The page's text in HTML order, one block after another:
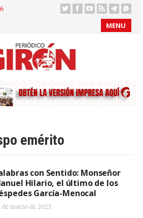
MENU
emérito
con Sentido: Monseñor
Hilario, el último de los
García-Menocal
de marzo de 2025